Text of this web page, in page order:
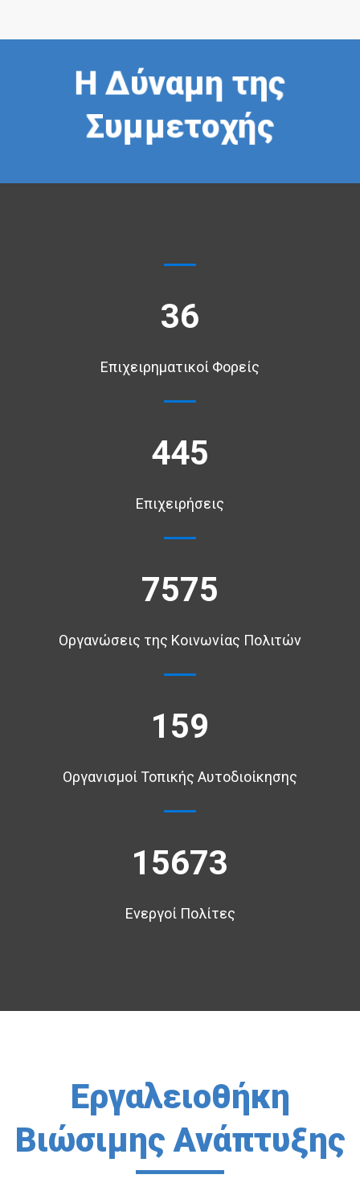
Η Δύναμη της
Συμμετοχής
36
Επιχειρηματικοί Φορείς
445
Επιχειρήσεις
7575
Οργανώσεις της Κοινωνίας Πολιτών
159
Οργανισμοί Τοπικής Αυτοδιοίκησης
15673
Ενεργοί Πολίτες
Εργαλειοθήκη
Βιώσιμης Ανάπτυξης